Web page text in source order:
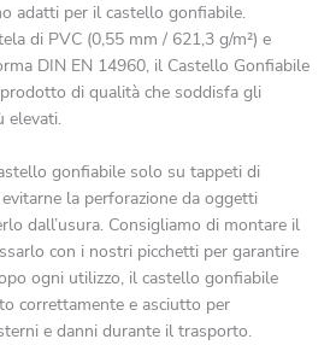
adatti per il castello gonfiabile.
di PVC (0,55 mm / 621,3 g/m²) e
DIN EN 14960, il Castello Gonfiabile
di qualità che soddisfa gli
elevati.
gonfiabile solo su tappeti di
la perforazione da oggetti
dall’usura. Consigliamo di montare il
con i nostri picchetti per garantire
ogni utilizzo, il castello gonfiabile
correttamente e asciutto per
e danni durante il trasporto.